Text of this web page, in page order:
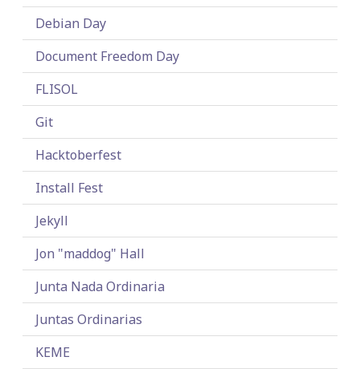
Debian Day
Document Freedom Day
FLISOL
Git
Hacktoberfest
Install Fest
Jekyll
Jon "maddog" Hall
Junta Nada Ordinaria
Juntas Ordinarias
KEME